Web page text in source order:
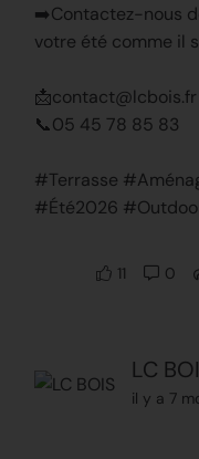
➡️Contactez-nous
votre été comme il
📩contact@lcbois.fr
📞05 45 78 85 83
#Terrasse
#Été2026
11 0
LC
il y a 7